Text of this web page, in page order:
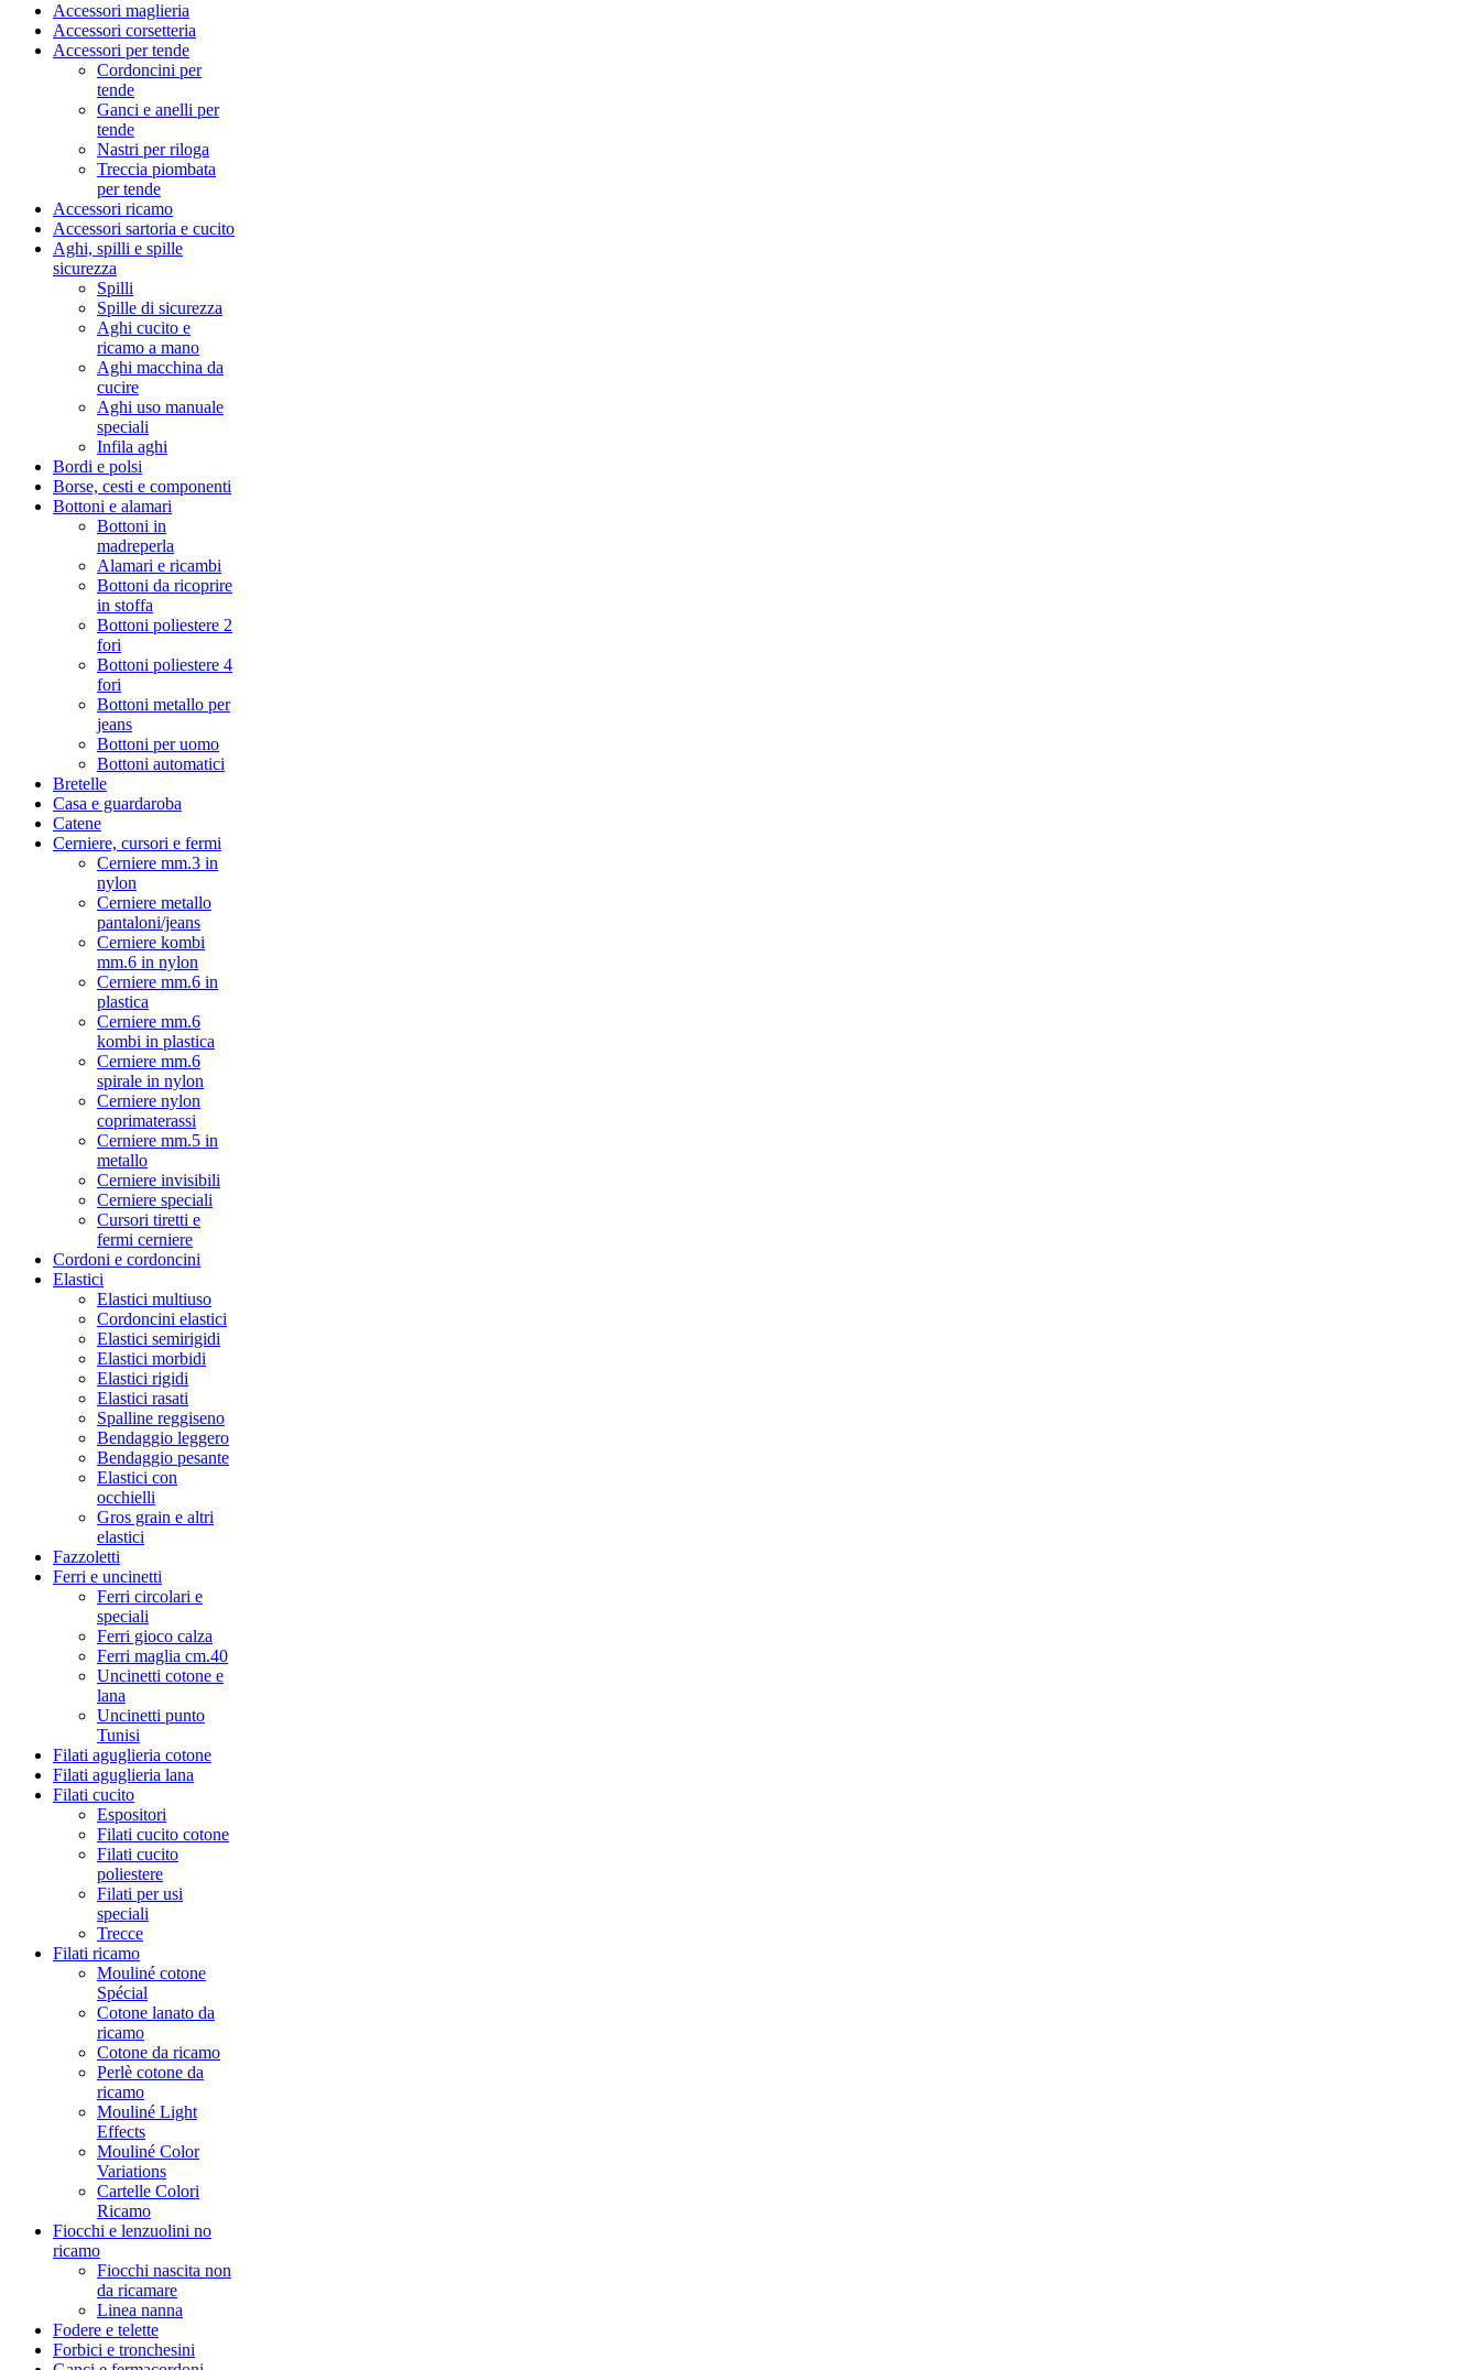
Accessori maglieria
Accessori corsetteria
Accessori per tende
Cordoncini per
tende
Ganci e anelli per
tende
Nastri per riloga
Treccia piombata
per tende
Accessori ricamo
Accessori sartoria e cucito
Aghi, spilli e spille
sicurezza
Spilli
Spille di sicurezza
Aghi cucito e
ricamo a mano
Aghi macchina da
cucire
Aghi uso manuale
speciali
Infila aghi
Bordi e polsi
Borse, cesti e componenti
Bottoni e alamari
Bottoni in
madreperla
Alamari e ricambi
Bottoni da ricoprire
in stoffa
Bottoni poliestere 2
fori
Bottoni poliestere 4
fori
Bottoni metallo per
jeans
Bottoni per uomo
Bottoni automatici
Bretelle
Casa e guardaroba
Catene
Cerniere, cursori e fermi
Cerniere mm.3 in
nylon
Cerniere metallo
pantaloni/jeans
Cerniere kombi
mm.6 in nylon
Cerniere mm.6 in
plastica
Cerniere mm.6
kombi in plastica
Cerniere mm.6
spirale in nylon
Cerniere nylon
coprimaterassi
Cerniere mm.5 in
metallo
Cerniere invisibili
Cerniere speciali
Cursori tiretti e
fermi cerniere
Cordoni e cordoncini
Elastici
Elastici multiuso
Cordoncini elastici
Elastici semirigidi
Elastici morbidi
Elastici rigidi
Elastici rasati
Spalline reggiseno
Bendaggio leggero
Bendaggio pesante
Elastici con
occhielli
Gros grain e altri
elastici
Fazzoletti
Ferri e uncinetti
Ferri circolari e
speciali
Ferri gioco calza
Ferri maglia cm.40
Uncinetti cotone e
lana
Uncinetti punto
Tunisi
Filati aguglieria cotone
Filati aguglieria lana
Filati cucito
Espositori
Filati cucito cotone
Filati cucito
poliestere
Filati per usi
speciali
Trecce
Filati ricamo
Mouliné cotone
Spécial
Cotone lanato da
ricamo
Cotone da ricamo
Perlè cotone da
ricamo
Mouliné Light
Effects
Mouliné Color
Variations
Cartelle Colori
Ricamo
Fiocchi e lenzuolini no
ricamo
Fiocchi nascita non
da ricamare
Linea nanna
Fodere e telette
Forbici e tronchesini